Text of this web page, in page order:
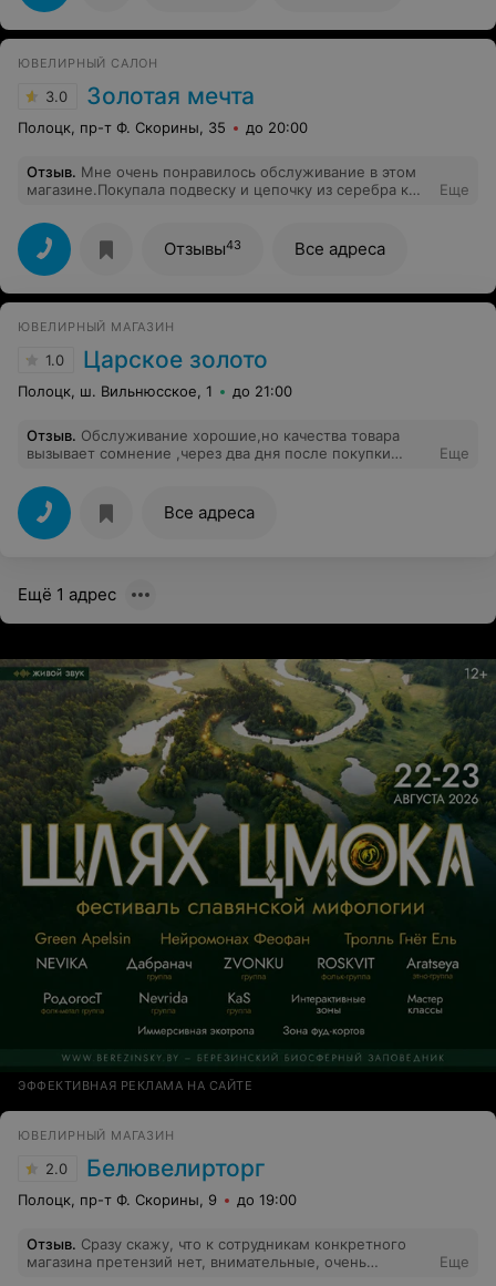
ЮВЕЛИРНЫЙ САЛОН
3.0 Золотая мечта
Полоцк, пр-т Ф. Скорины, 35 до 20:00
Отзыв. Мне очень понравилось обслуживание в этом
магазине.Покупала подвеску и цепочку из серебра к
провозилась.Помогла выбрать.Спасибо.
Еще
Отзывы43 Все адреса
ЮВЕЛИРНЫЙ МАГАЗИН
1.0 Царское золото
Полоцк, ш. Вильнюсское, 1 до 21:00
Отзыв. Обслуживание хорошие,но качества товара
вызывает сомнение ,через два дня после покупки
звенья,а затем почти вся ,в области застежки только
сохранился немного рисунок!!!!
Еще
Все адреса
Ещё 1 адрес
ЭФФЕКТИВНАЯ РЕКЛАМА НА САЙТЕ
ЮВЕЛИРНЫЙ МАГАЗИН
2.0 Белювелирторг
Полоцк, пр-т Ф. Скорины, 9 до 19:00
Отзыв. Сразу скажу, что к сотрудникам конкретного
магазина претензий нет, внимательные, очень
Еще